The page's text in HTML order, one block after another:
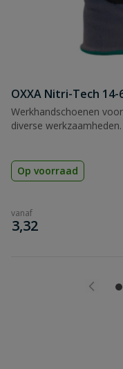
OXXA Nitri-Tech
Werkhandschoenen
diverse werkzaamheden.
Op voorraad
vanaf
€
3,32